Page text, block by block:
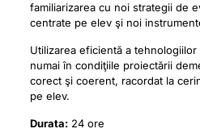
familiarizarea cu noi strategii de
centrate pe elev şi noi
Utilizarea eficientă a
numai în condiţiile proiectării
corect şi coerent, racordat la
pe elev.
Durata:24 ore